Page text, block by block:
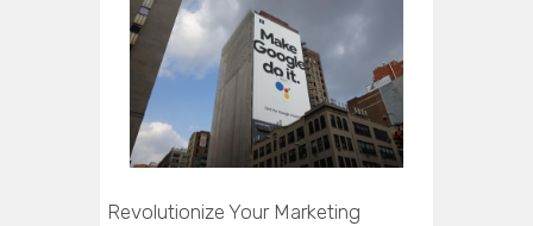
Revolutionize Your Marketing